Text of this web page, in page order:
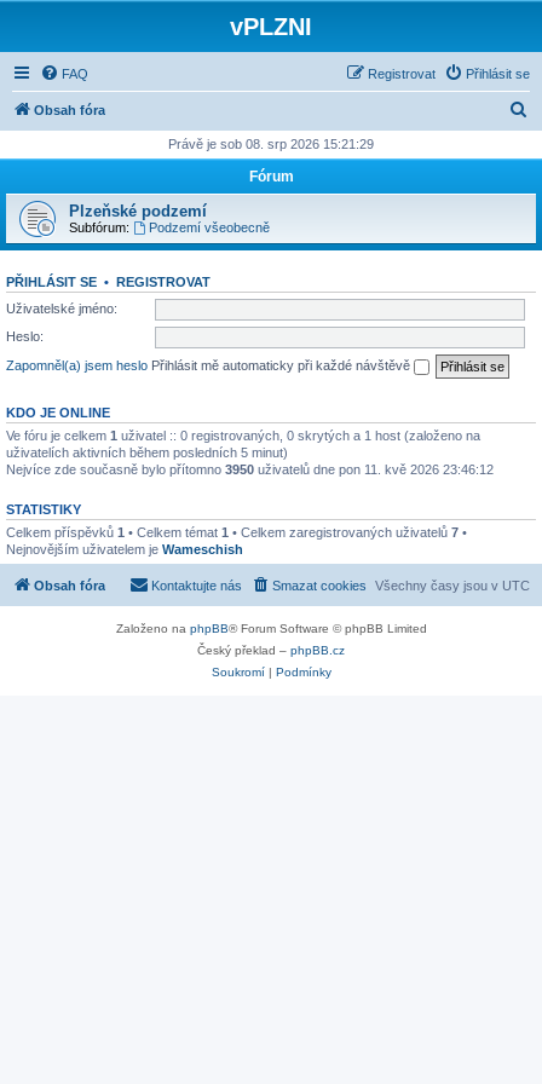
vPLZNI
FAQ Přihlásit se
Registrovat
Obsah fóra
d
t
Právě je sob 08. srp 2026 15:21:29
Fórum
Plzeňské podzemí
Subfórum: Podzemí všeobecně
PŘIHLÁSIT SE • REGISTROVAT
Uživatelské jméno:
Heslo:
Zapomněl(a) jsem heslo Přihlásit mě automaticky při každé návštěvě
KDO JE ONLINE
Ve fóru je celkem 1 uživatel :: 0 registrovaných, 0 skrytých a 1 host (založeno na
uživatelích aktivních během posledních 5 minut)
Nejvíce zde současně bylo přítomno 3950 uživatelů dne pon 11. kvě 2026 23:46:12
STATISTIKY
Celkem příspěvků 1 • Celkem témat 1 • Celkem zaregistrovaných uživatelů 7 •
Nejnovějším uživatelem je Wameschish
Obsah fóra Všechny časy jsou v UTC
Smazat cookies
Kontaktujte nás
Založeno na phpBB® Forum Software © phpBB Limited
Český překlad – phpBB.cz
Soukromí| Podmínky